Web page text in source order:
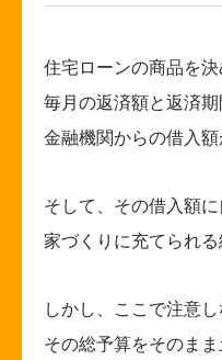
住宅ローンの商品を決
毎月の返済額と返済期
金融機関からの借入額
そして、その借入額に
家づくりに充てられる
しかし、ここで注意
その総予算をそのま